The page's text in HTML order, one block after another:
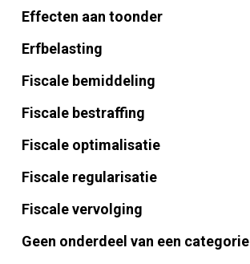
Effecten aan toonder
Erfbelasting
Fiscale bemiddeling
Fiscale bestraffing
Fiscale optimalisatie
Fiscale regularisatie
Fiscale vervolging
Geen onderdeel van een categorie